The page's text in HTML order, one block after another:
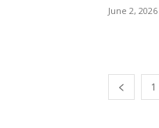
June 2, 2026
1